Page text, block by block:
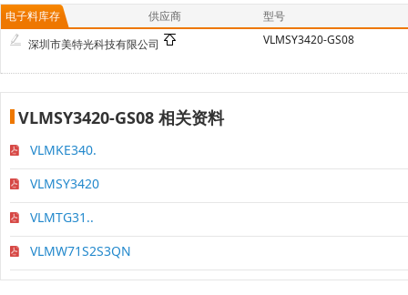
电子料库存 供应商
型号
深圳市美特光科技有限公司
VLMSY3420-GS08
VLMSY3420-GS08 相关资料
VLMKE340.
VLMSY3420
VLMTG31..
VLMW71S2S3QN